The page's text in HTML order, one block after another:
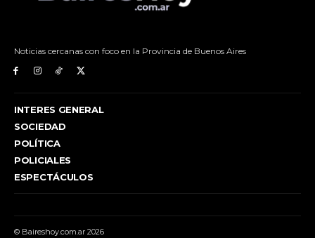
Noticias cercanas con foco en la Provincia de Buenos Aires
INTERES GENERAL
SOCIEDAD
POLÍTICA
POLICIALES
ESPECTÁCULOS
© Baireshoy.com.ar 2026